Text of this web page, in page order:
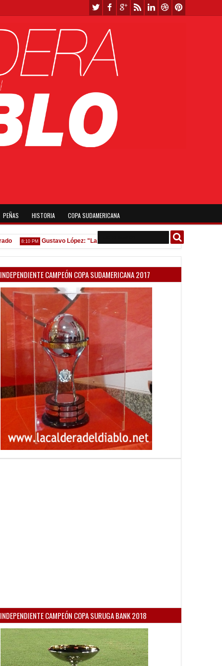
PEÑAS HISTORIA COPA SUDAMERICANA
8:10 PM Gustavo López: "La diferencia entre Vélez e Independiente está en
INDEPENDIENTE CAMPEÓN COPA SUDAMERICANA 2017
INDEPENDIENTE CAMPEÓN COPA SURUGA BANK 2018